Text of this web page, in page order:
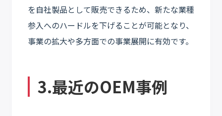
を自社製品として販売できるため、新たな業種
参入へのハードルを下げることが可能となり、
事業の拡大や多方面での事業展開に有効です。
3.最近のOEM事例